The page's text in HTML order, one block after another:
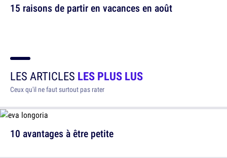
15 raisons de partir en vacances en août
LES ARTICLES LES PLUS LUS
Ceux qu'il ne faut surtout pas rater
10 avantages à être petite